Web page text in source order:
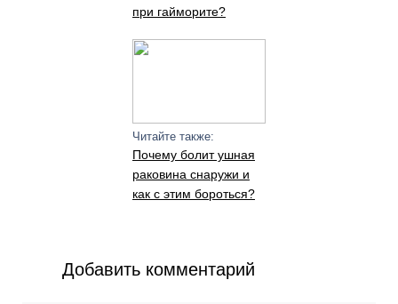
при гайморите?
Читайте также:
Почему болит ушная
раковина снаружи и
как с этим бороться?
Добавить комментарий